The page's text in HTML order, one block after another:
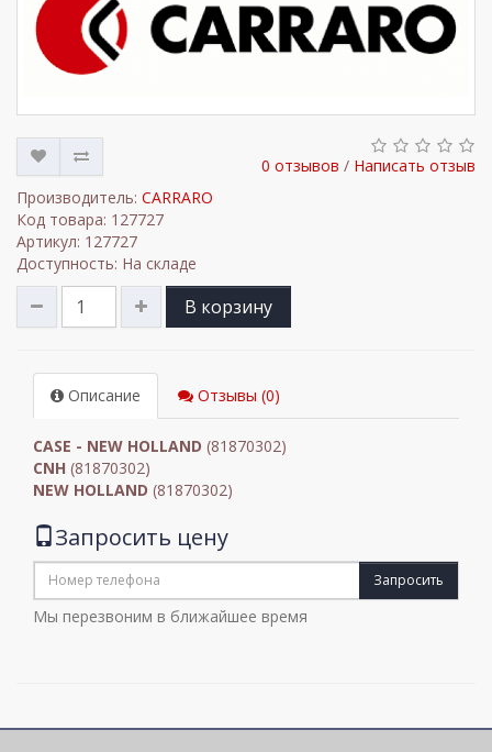
0 отзывов / Написать отзыв
Производитель: CARRARO
Код товара: 127727
Артикул: 127727
Доступность: На складе
В корзину
Описание Отзывы (0)
CASE - NEW HOLLAND (81870302)
CNH (81870302)
NEW HOLLAND (81870302)
Запросить цену
Запросить
Мы перезвоним в ближайшее время